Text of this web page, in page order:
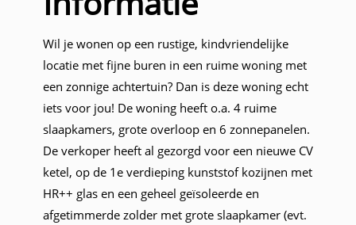
Wil je wonen op een rustige, kindvriendelijke
locatie met fijne buren in een ruime woning met
een zonnige achtertuin? Dan is deze woning echt
iets voor jou! De woning heeft o.a. 4 ruime
slaapkamers, grote overloop en 6 zonnepanelen.
De verkoper heeft al gezorgd voor een nieuwe CV
ketel, op de 1e verdieping kunststof kozijnen met
HR++ glas en een geheel geïsoleerde en
afgetimmerde zolder met grote slaapkamer (evt.